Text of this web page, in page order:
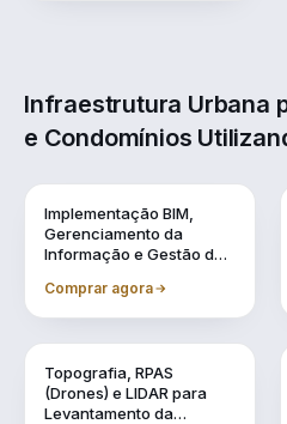
Infraestrutura Urbana
e Condomínios
Implementação BIM,
Gerenciamento da
Informação e Gestão de
Comprar agora
Topografia, RPAS
(Drones) e LIDAR para
Levantamento da